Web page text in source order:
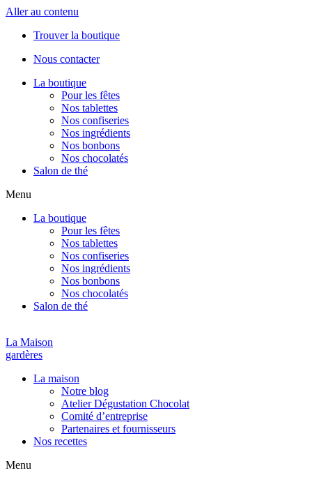
Aller au contenu
Trouver la boutique
Nous contacter
La boutique
Pour les fêtes
Nos tablettes
Nos confiseries
Nos ingrédients
Nos bonbons
Nos chocolatés
Salon de thé
Menu
La boutique
Pour les fêtes
Nos tablettes
Nos confiseries
Nos ingrédients
Nos bonbons
Nos chocolatés
Salon de thé
La Maison
gardères
La maison
Notre blog
Atelier Dégustation Chocolat
Comité d’entreprise
Partenaires et fournisseurs
Nos recettes
Menu